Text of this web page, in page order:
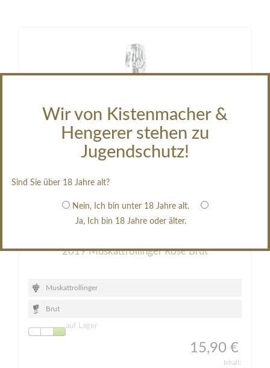
Wir von Kistenmacher &
Hengerer stehen zu
Jugendschutz!
Sind Sie über 18 Jahre alt?
Nein, Ich bin unter 18 Jahre alt.
Ja, Ich bin 18 Jahre oder älter.
2019 Muskattrollinger Rosé Brut
Muskattrollinger
Brut
auf Lager
15,90 €
Inhalt: